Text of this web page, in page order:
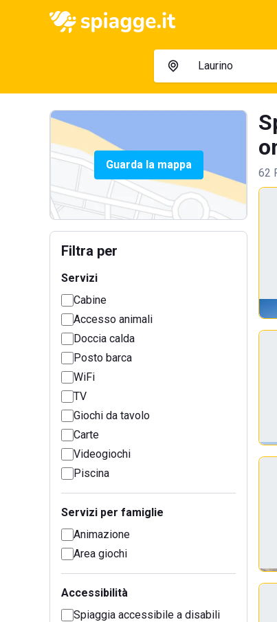
Guarda la mappa
Filtra per
Servizi
Cabine
Accesso animali
Doccia calda
Posto barca
WiFi
TV
Giochi da tavolo
Carte
Videogiochi
Piscina
Servizi per famiglie
Animazione
Area giochi
Accessibilità
Spiaggia accessibile a disabili
62